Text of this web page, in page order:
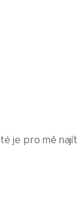
je pro mě najít